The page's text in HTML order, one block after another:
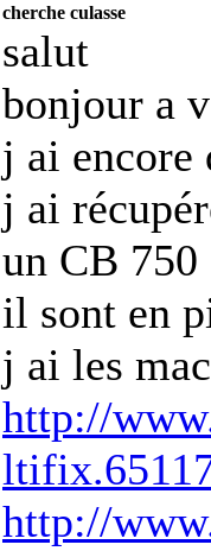
cherche culasse
salut
bonjour a
j ai encore
j ai
un CB
il sont en
j ai les
http://
http://